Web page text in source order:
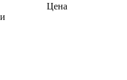
Цена